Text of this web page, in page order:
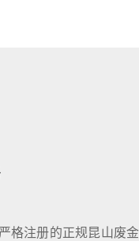
格注册的正规昆山废